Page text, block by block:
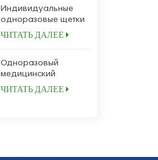
Индивидуальные
одноразовые щетки
для очистки канала
эндоскопии на
ЧИТАТЬ ДАЛЕЕ
Одноразовый
медицинский
прикусной блок с
ремешком
ЧИТАТЬ ДАЛЕЕ